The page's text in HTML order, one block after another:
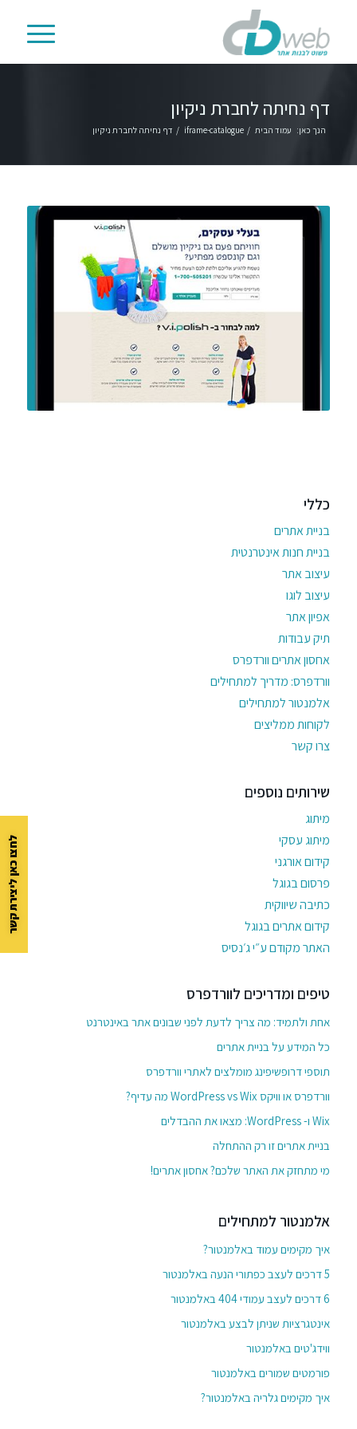
דף נחיתה לחברת ניקיון
הנך כאן: עמוד הבית /
iframe-catalogue
/ דף נחיתה לחברת ניקיון
כללי
בניית אתרים
בניית חנות אינטרנטית
עיצוב אתר
עיצוב לוגו
אפיון אתר
תיק עבודות
אחסון אתרים וורדפרס
וורדפרס: מדריך למתחילים
אלמנטור למתחילים
לקוחות ממליצים
צרו קשר
שירותים נוספים
מיתוג
מיתוג עסקי
קידום אורגני
פרסום בגוגל
כתיבה שיווקית
קידום אתרים בגוגל
האתר מקודם ע״י ג׳נסיס
טיפים ומדריכים לוורדפרס
אחת ולתמיד: מה צריך לדעת לפני שבונים אתר באינטרנט
כל המידע על בניית אתרים
תוספי דרופשיפינג מומלצים לאתרי וורדפרס
וורדפרס או וויקס WordPress vs Wix מה עדיף?
Wix ו- WordPress: מצאו את ההבדלים
בניית אתרים זו רק ההתחלה
מי מתחזק את האתר שלכם? אחסון אתרים!
אלמנטור למתחילים
איך מקימים עמוד באלמנטור?
5 דרכים לעצב כפתורי הנעה באלמנטור
6 דרכים לעצב עמודי 404 באלמנטור
אינטגרציות שניתן לבצע באלמנטור
ווידג'טים באלמנטור
פורמטים שמורים באלמנטור
איך מקימים גלריה באלמנטור?
לחצו כאן ליצירת קשר